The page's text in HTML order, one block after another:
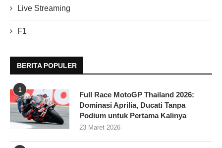
Live Streaming
F1
BERITA POPULER
1
Full Race MotoGP Thailand 2026:
Dominasi Aprilia, Ducati Tanpa
Podium untuk Pertama Kalinya
23 Maret 2026